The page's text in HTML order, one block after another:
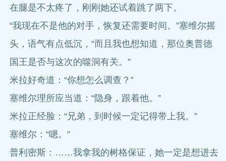
在腿是不太疼了，刚刚她还试着跳了两下。
“我现在不是他的对手，恢复还需要时间。”塞维尔摇
头，语气有点低沉，“而且我也想知道，那位奥普德
国王是否与这次的噬洞有关。”
米拉好奇道：“你想怎么调查？”
塞维尔理所应当道：“隐身，跟着他。”
米拉正经脸：“兄弟，到时候一定记得带上我。”
塞维尔：“嗯。”
普利密斯：……我拿我的树格保证，她一定是想进去